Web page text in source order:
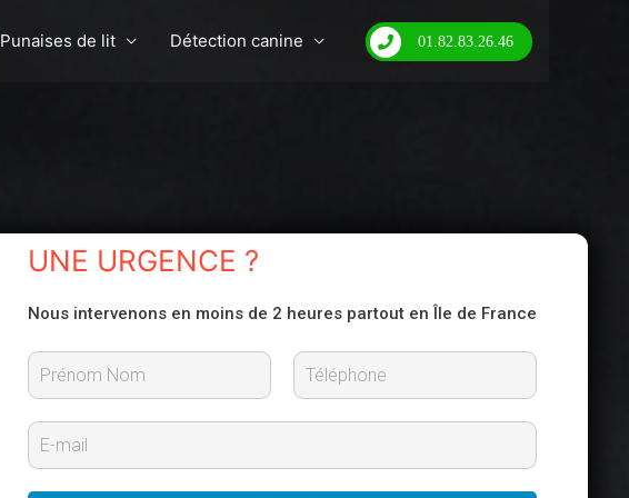
Punaises de lit Détection canine 01.82.83.26.46
UNE URGENCE ?
Nous intervenons en moins de 2 heures partout en Île de France
r
n
o
E
m